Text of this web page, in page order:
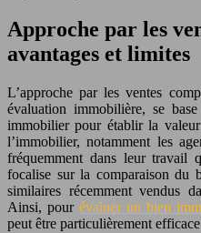
Approche par les
avantages et limites
L’approche par les ventes
évaluation immobilière, se
immobilier pour établir la
l’immobilier, notamment les
fréquemment dans leur travail
focalise sur la comparaison du
similaires récemment vendus
Ainsi, pour évaluer un bien
peut être particulièrement